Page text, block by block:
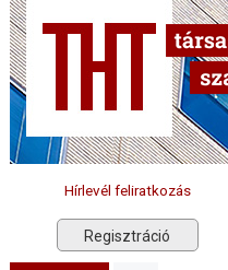
Hírlevél feliratkozás
Regisztráció